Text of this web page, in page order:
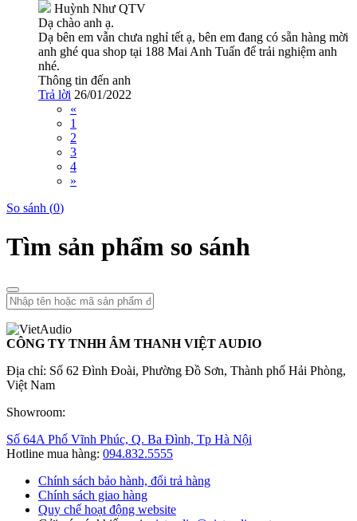
Huỳnh Như QTV
Dạ chào anh ạ.
Dạ bên em vẫn chưa nghỉ tết ạ, bên em đang có sẵn hàng mời
anh ghé qua shop tại 188 Mai Anh Tuấn để trải nghiệm anh
nhé.
Thông tin đến anh
Trả lời 26/01/2022
«
1
2
3
4
»
So sánh (0)
Tìm sản phẩm so sánh
CÔNG TY TNHH ÂM THANH VIỆT AUDIO
Địa chỉ: Số 62 Đình Đoài, Phường Đồ Sơn, Thành phố Hải Phòng,
Việt Nam
Showroom:
Số 64A Phố Vĩnh Phúc, Q. Ba Đình, Tp Hà Nội
Hotline mua hàng: 094.832.5555
Chính sách bảo hành, đổi trả hàng
Chính sách giao hàng
Quy chế hoạt động website